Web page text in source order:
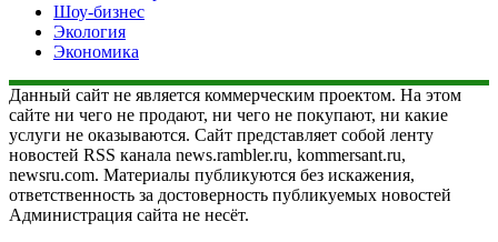
Шоу-бизнес
Экология
Экономика
Данный сайт не является коммерческим проектом. На этом
сайте ни чего не продают, ни чего не покупают, ни какие
услуги не оказываются. Сайт представляет собой ленту
новостей RSS канала news.rambler.ru, kommersant.ru,
newsru.com. Материалы публикуются без искажения,
ответственность за достоверность публикуемых новостей
Администрация сайта не несёт.